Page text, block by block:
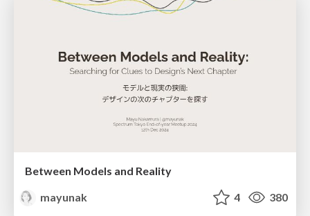
Between Models and Reality
mayunak
4 380